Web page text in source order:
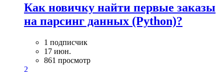
Как новичку найти первые заказы
на парсинг данных (Python)?
1 подписчик
17 июн.
861 просмотр
2